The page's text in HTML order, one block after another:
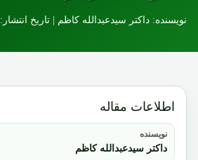
نویسنده: داکتر سیدعبدالله کاظم | تاریخ انتشار: 7 نوامبر 2022
اطلاعات مقاله
نویسنده
داکتر سیدعبدالله کاظم